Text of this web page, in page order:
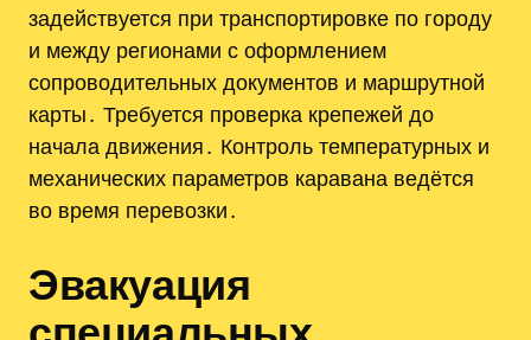
задействуется при транспортировке по городу
и между регионами с оформлением
сопроводительных документов и маршрутной
карты․ Требуется проверка крепежей до
начала движения․ Контроль температурных и
механических параметров каравана ведётся
во время перевозки․
Эвакуация